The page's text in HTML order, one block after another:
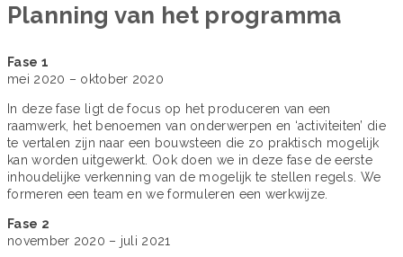
Planning van het programma
Fase 1
mei 2020 – oktober 2020
In deze fase ligt de focus op het produceren van een
raamwerk, het benoemen van onderwerpen en ‘activiteiten’ die
te vertalen zijn naar een bouwsteen die zo praktisch mogelijk
kan worden uitgewerkt. Ook doen we in deze fase de eerste
inhoudelijke verkenning van de mogelijk te stellen regels. We
formeren een team en we formuleren een werkwijze.
Fase 2
november 2020 – juli 2021